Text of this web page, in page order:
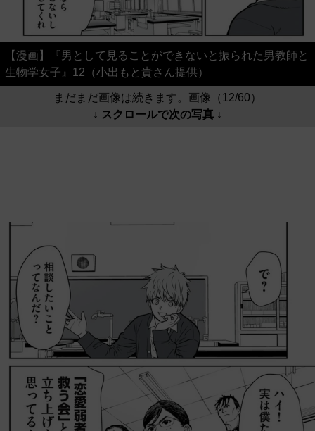
【漫画】『男として見ることができないと振られた男教師と
生物学女子』12（小出もと貴さん提供）
まだまだ画像は続きます。画像（12/60）
↓ スクロールで次の写真 ↓